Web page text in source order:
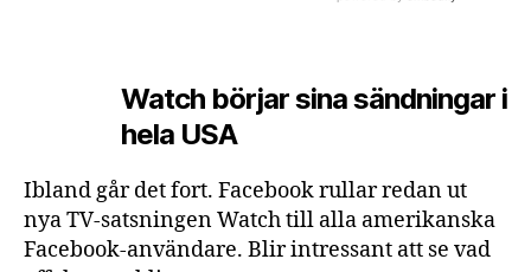
Watch börjar sina sändningar i
hela USA
Ibland går det fort. Facebook rullar redan ut
nya TV-satsningen Watch till alla amerikanska
Facebook-användare. Blir intressant att se vad